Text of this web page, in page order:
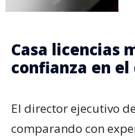
Casa licencias
confianza en el
El director ejecutivo
comparando con